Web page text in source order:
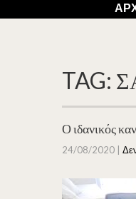
TAG:
Ο ιδανικός
24/08/2020